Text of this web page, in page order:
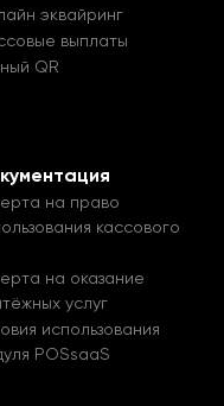
эквайринг
выплаты
QR
на право
кассового
на оказание
услуг
использования
POSsaaS